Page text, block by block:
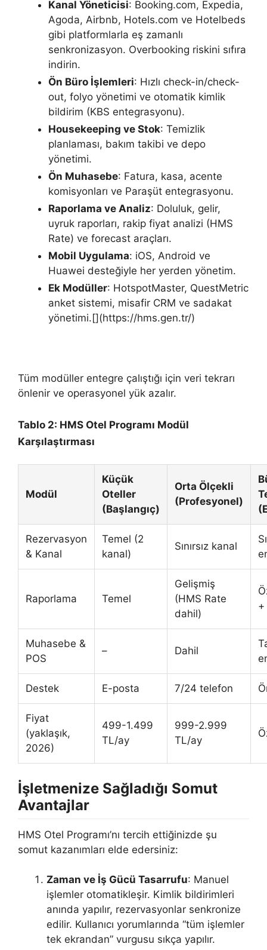
Kanal Yöneticisi: Booking.com, Expedia,
Agoda, Airbnb, Hotels.com ve Hotelbeds
gibi platformlarla eş zamanlı
senkronizasyon. Overbooking riskini sıfıra
indirin.
Ön Büro İşlemleri: Hızlı check-in/check-
out, folyo yönetimi ve otomatik kimlik
bildirim (KBS entegrasyonu).
Housekeeping ve Stok: Temizlik
planlaması, bakım takibi ve depo
yönetimi.
Ön Muhasebe: Fatura, kasa, acente
komisyonları ve Paraşüt entegrasyonu.
Raporlama ve Analiz: Doluluk, gelir,
uyruk raporları, rakip fiyat analizi (HMS
Rate) ve forecast araçları.
Mobil Uygulama: iOS, Android ve
Huawei desteğiyle her yerden yönetim.
Ek Modüller: HotspotMaster, QuestMetric
anket sistemi, misafir CRM ve sadakat
yönetimi.[](https://hms.gen.tr/)
Tüm modüller entegre çalıştığı için veri tekrarı
önlenir ve operasyonel yük azalır.
Tablo 2: HMS Otel Programı Modül
Karşılaştırması
Modül
Küçük
Oteller
(Başlangıç)
Orta Ölçekli
(Profesyonel)
Rezervasyon
& Kanal
Temel (2
kanal)
Sınırsız kanal
Raporlama Temel
Gelişmiş
(HMS Rate
dahil)
Muhasebe &
POS
– Dahil
Destek E-posta 7/24 telefon
Fiyat
(yaklaşık,
2026)
499-1.499
TL/ay
999-2.999
TL/ay
İşletmenize Sağladığı Somut
Avantajlar
HMS Otel Programı’nı tercih ettiğinizde şu
somut kazanımları elde edersiniz:
Zaman ve İş Gücü Tasarrufu: Manuel
işlemler otomatikleşir. Kimlik bildirimleri
anında yapılır, rezervasyonlar senkronize
edilir. Kullanıcı yorumlarında “tüm işlemler
tek ekrandan” vurgusu sıkça yapılır.